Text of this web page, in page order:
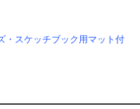
・スケッチブック用マット付